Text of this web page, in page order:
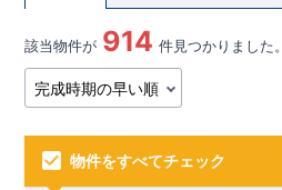
該当物件が 914 件見つかりました。
物件をすべてチェック